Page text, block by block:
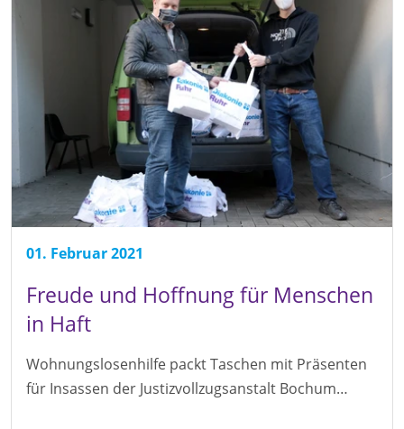
01. Februar 2021
Freude und Hoffnung für Menschen
in Haft
Wohnungslosenhilfe packt Taschen mit Präsenten
für Insassen der Justizvollzugsanstalt Bochum…